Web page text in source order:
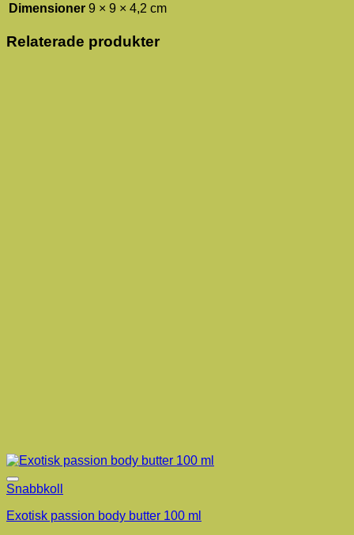
Dimensioner 9 × 9 × 4,2 cm
Relaterade produkter
Snabbkoll
Exotisk passion body butter 100 ml